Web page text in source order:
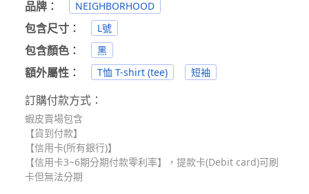
品牌 ： NEIGHBORHOOD
包含尺寸 ： L號
包含顏色 ： 黑
額外屬性 ： T恤 T-shirt (tee) 短袖
訂購付款方式：
蝦皮賣場包含
【貨到付款】
【信用卡(所有銀行)】
【信用卡3~6期分期付款零利率】，提款卡(Debit card)可刷
卡但無法分期